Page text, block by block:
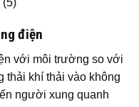
điện
với môi trường so với
thải khí thải vào không
người xung quanh